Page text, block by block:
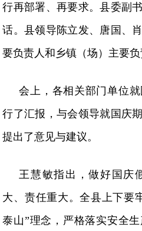
行再部署、再要求。县委副
话。县领导陈立发、唐国、
要负责人和乡镇（场）主要负
会上，各相关部门单位
行了汇报，与会领导就国庆
提出了意见与建议。
王慧敏指出，做好国庆
大、责任重大。全县上下要
泰山”理念，严格落实安全